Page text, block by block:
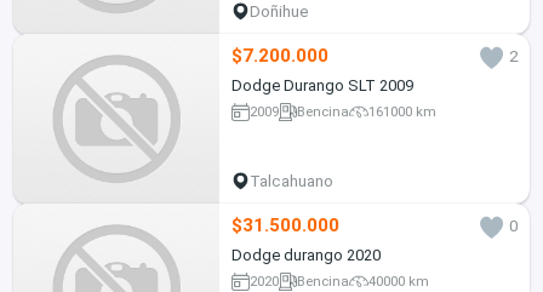
Doñihue
$7.200.000
2
Dodge Durango SLT 2009
2009 Bencina 161000 km
Talcahuano
$31.500.000
0
Dodge durango 2020
2020 Bencina 40000 km